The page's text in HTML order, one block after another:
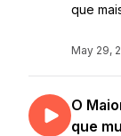
que
May 29,
O
que